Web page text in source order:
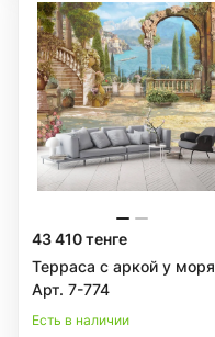
43 410 тенге
Терраса с аркой у моря
Арт. 7-774
Есть в наличии